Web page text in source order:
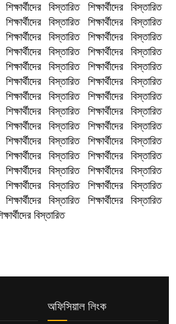
বিস্তারিত শিক্ষার্থীদের বিস্তারিত
বিস্তারিত শিক্ষার্থীদের বিস্তারিত
বিস্তারিত শিক্ষার্থীদের বিস্তারিত
বিস্তারিত শিক্ষার্থীদের বিস্তারিত
বিস্তারিত শিক্ষার্থীদের বিস্তারিত
বিস্তারিত শিক্ষার্থীদের বিস্তারিত
বিস্তারিত শিক্ষার্থীদের বিস্তারিত
বিস্তারিত শিক্ষার্থীদের বিস্তারিত
বিস্তারিত শিক্ষার্থীদের বিস্তারিত
বিস্তারিত শিক্ষার্থীদের বিস্তারিত
বিস্তারিত শিক্ষার্থীদের বিস্তারিত
বিস্তারিত শিক্ষার্থীদের বিস্তারিত
বিস্তারিত শিক্ষার্থীদের বিস্তারিত
বিস্তারিত শিক্ষার্থীদের বিস্তারিত
বিস্তারিত
অফিসিয়াল লিংক